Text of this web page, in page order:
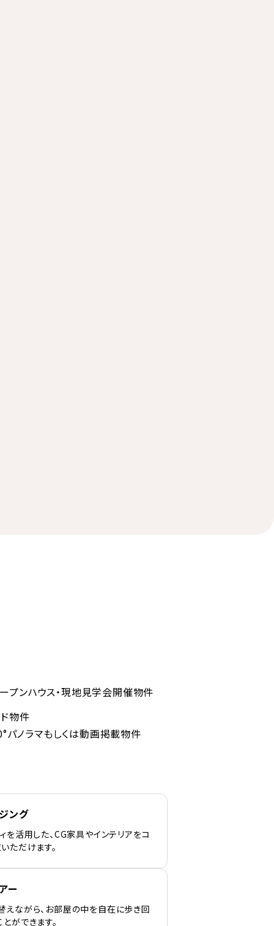
プンハウス・現地見学会開催物件
物件
パノラマもしくは動画掲載物件
ング
を活用した、CG家具やインテリアをコ
ただけます。
ー
えながら、お部屋の中を自在に歩き回
ができます。